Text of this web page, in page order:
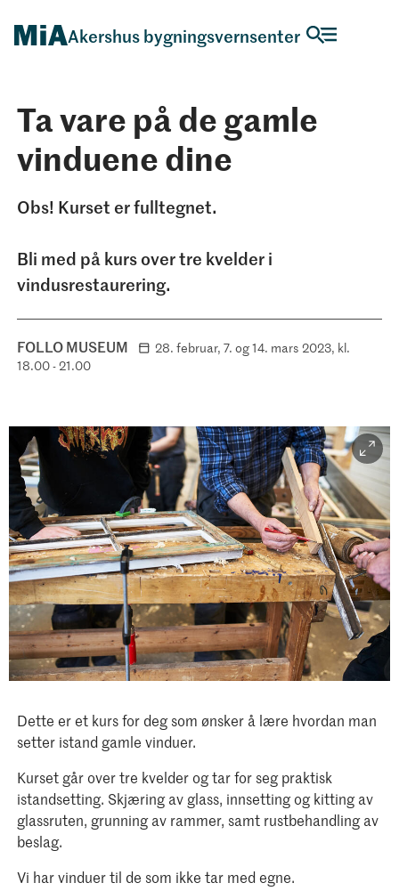
Akershus bygningsvernsenter
Ta vare på de gamle
vinduene dine
Obs! Kurset er fulltegnet.
Bli med på kurs over tre kvelder i
vindusrestaurering.
FOLLO MUSEUM
28. februar, 7. og 14. mars 2023, kl.
18.00 - 21.00
Dette er et kurs for deg som ønsker å lære hvordan man
setter istand gamle vinduer.
Kurset går over tre kvelder og tar for seg praktisk
istandsetting. Skjæring av glass, innsetting og kitting av
glassruten, grunning av rammer, samt rustbehandling av
beslag.
Vi har vinduer til de som ikke tar med egne.